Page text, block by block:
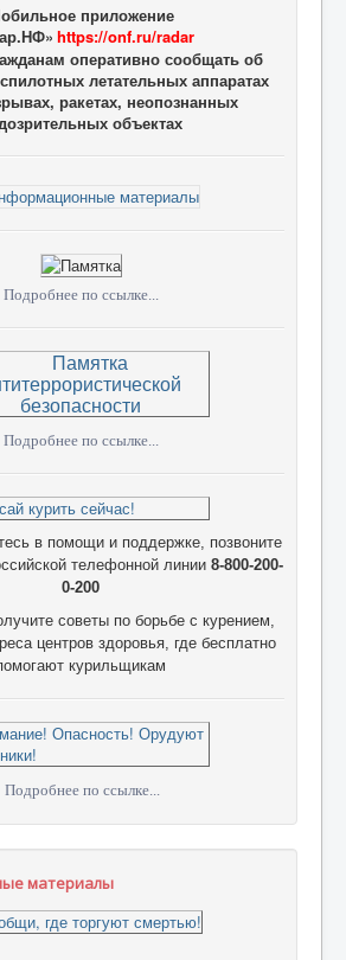
приложение
https://onf.ru/radar
оперативно сообщать об
летательных аппаратах
ракетах, неопознанных
объектах
Подробнее по ссылке...
Подробнее по ссылке...
в помощи и поддержке, позвоните
телефонной линии 8-800-200-
0-200
советы по борьбе с курением,
центров здоровья, где бесплатно
курильщикам
Подробнее по ссылке...
материалы